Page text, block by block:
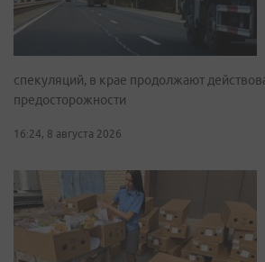
спекуляций, в крае продолжают
предосторожности
16:24, 8 августа 2026